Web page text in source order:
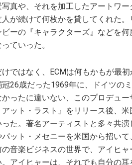
真や、それを加工したアートワ
が続けて何枚かを貸してくれた
ーの『キャラクターズ』などを
ていった。
ではなく、ECMは何もかもが最
冠26歳だった1969年に、ドイツの
ったに違いない、このプロデュ
ット・ラスト』をリリース後、
た。著名アーティストと多々共
パット・メセニーを米国から招い
の音楽ビジネスの世界で、アイヒ
アイヒャーは、それでも自分の